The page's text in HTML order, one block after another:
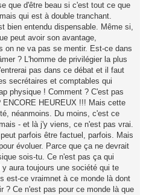
que d'être beau si c'est tout ce que
qui est à double tranchant.
bien entendu dispensable. Même si,
peut avoir son avantage,
on ne va pas se mentir. Est-ce dans
? L'homme de privilégier la plus
pas dans ce débat et il faut
secrétaires et comptables qui
physique ! Comment ? C'est pas
HEUREUX !!! Mais cette
néanmoins. Du moins, c'est ce
- et là j'y viens, ce n'est pas vrai.
parfois être factuel, parfois. Mais
évoluer. Parce que ça ne devrait
sois-tu. Ce n'est pas ça qui
aura toujours une société qui te
est-ce vraimnet à ce monde là dont
? Ce n'est pas pour ce monde là que